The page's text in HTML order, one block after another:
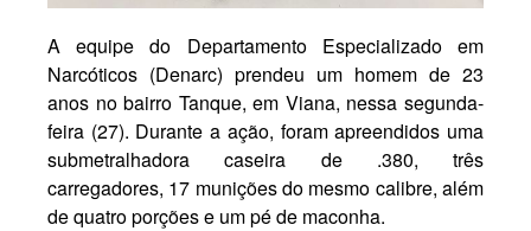
A equipe do Departamento Especializado em
Narcóticos (Denarc) prendeu um homem de 23
anos no bairro Tanque, em Viana, nessa segunda-
feira (27). Durante a ação, foram apreendidos uma
submetralhadora caseira de .380, três
carregadores, 17 munições do mesmo calibre, além
de quatro porções e um pé de maconha.